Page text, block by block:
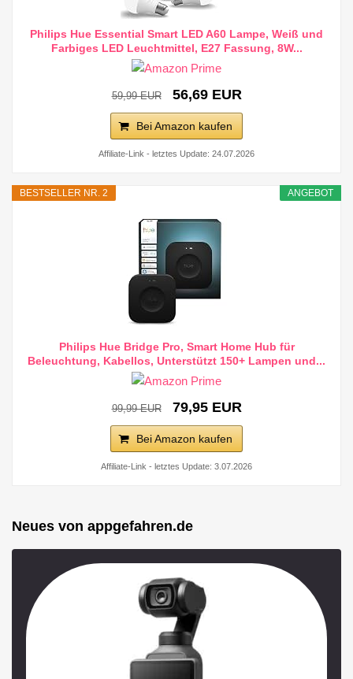
Philips Hue Essential Smart LED A60 Lampe, Weiß und
Farbiges LED Leuchtmittel, E27 Fassung, 8W...
59,99 EUR 56,69 EUR
Bei Amazon kaufen
Affiliate-Link - letztes Update: 24.07.2026
ANGEBOT
BESTSELLER NR. 2
Philips Hue Bridge Pro, Smart Home Hub für
Beleuchtung, Kabellos, Unterstützt 150+ Lampen und...
99,99 EUR 79,95 EUR
Bei Amazon kaufen
Affiliate-Link - letztes Update: 3.07.2026
Neues von appgefahren.de